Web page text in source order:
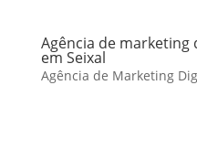
Agência de
em Seixal
Agência de Marketing